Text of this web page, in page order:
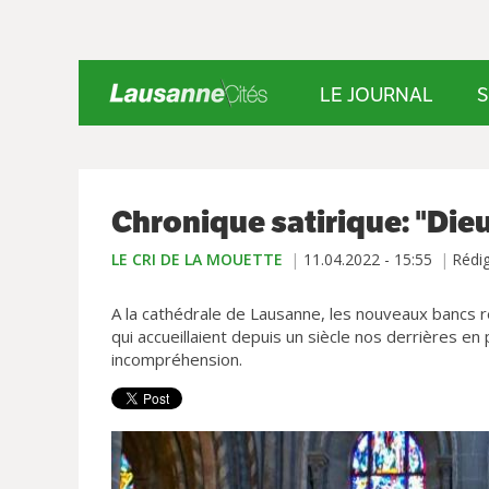
LE JOURNAL
Chronique satirique:
LE CRI DE LA MOUETTE 11.04.2022 - 15:55
A la cathédrale de Lausanne, les nouveaux
qui accueillaient depuis un siècle nos derrières
incompréhension.